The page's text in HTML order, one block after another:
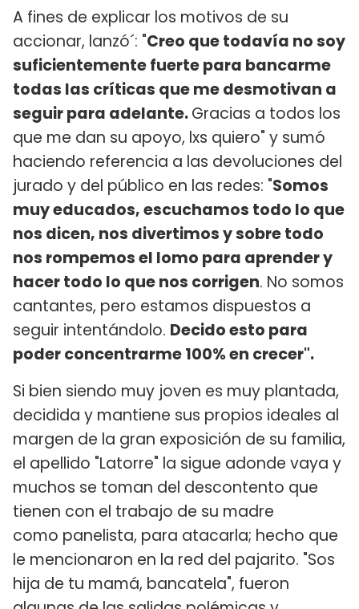
A fines de explicar los motivos de su
accionar, lanzó´: "Creo que todavía no soy
suficientemente fuerte para bancarme
todas las críticas que me desmotivan a
seguir para adelante.Gracias a todos los
que me dan su apoyo, lxs quiero" y sumó
haciendo referencia a las devoluciones del
jurado y del público en las redes: "Somos
muy educados, escuchamos todo lo que
nos dicen, nos divertimos y sobre todo
nos rompemos el lomo para aprender y
hacer todo lo que nos corrigen. No somos
cantantes, pero estamos dispuestos a
seguir intentándolo. Decido esto para
poder concentrarme 100% en crecer".
Si bien siendo muy joven es muy plantada,
decidida y mantiene sus propios ideales al
margen de la gran exposición de su familia,
el apellido "Latorre" la sigue adonde vaya y
muchos se toman del descontento que
tienen con el trabajo de su madre
como panelista, para atacarla; hecho que
le mencionaron en la red del pajarito. "Sos
hija de tu mamá, bancatela", fueron